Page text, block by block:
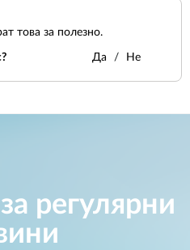
това за полезно.
Да Не
регулярни